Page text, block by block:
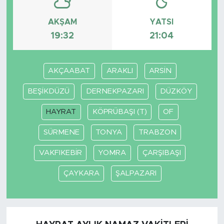
AKŞAM
19:32
YATSI
21:04
AKÇAABAT ARAKLI ARSİN
BEŞİKDÜZÜ DERNEKPAZARI DÜZKÖY
HAYRAT KÖPRÜBAŞI (T) OF
SÜRMENE TONYA TRABZON
VAKFIKEBİR YOMRA ÇARŞIBAŞI
ÇAYKARA ŞALPAZARI